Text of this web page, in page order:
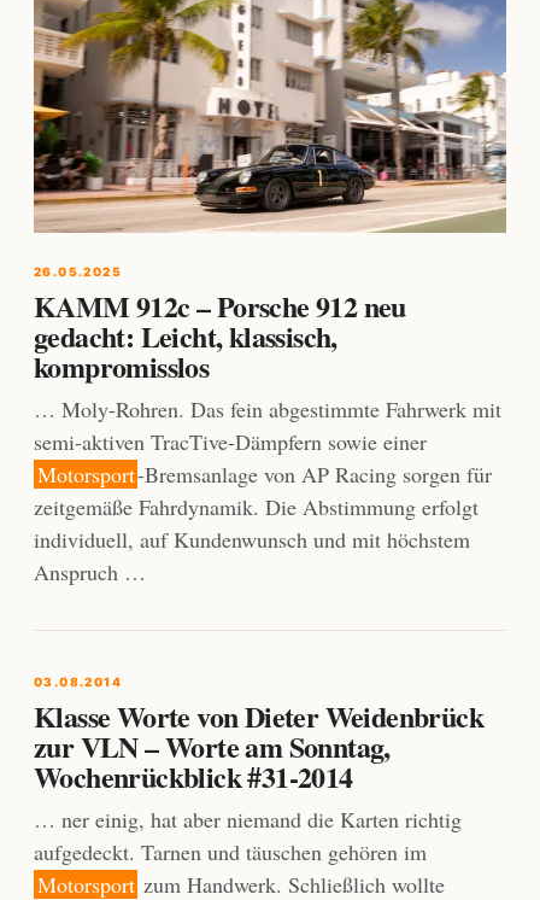
26.05.2025
KAMM 912c – Porsche 912 neu
gedacht: Leicht, klassisch,
kompromisslos
… Moly-Rohren. Das fein abgestimmte Fahrwerk mit
semi-aktiven TracTive-Dämpfern sowie einer
Motorsport-Bremsanlage von AP Racing sorgen für
zeitgemäße Fahrdynamik. Die Abstimmung erfolgt
individuell, auf Kundenwunsch und mit höchstem
Anspruch …
03.08.2014
Klasse Worte von Dieter Weidenbrück
zur VLN – Worte am Sonntag,
Wochenrückblick #31-2014
… ner einig, hat aber niemand die Karten richtig
aufgedeckt. Tarnen und täuschen gehören im
Motorsport zum Handwerk. Schließlich wollte